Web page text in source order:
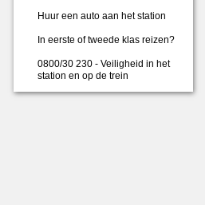
Huur een auto aan het station
In eerste of tweede klas reizen?
0800/30 230 - Veiligheid in het
station en op de trein